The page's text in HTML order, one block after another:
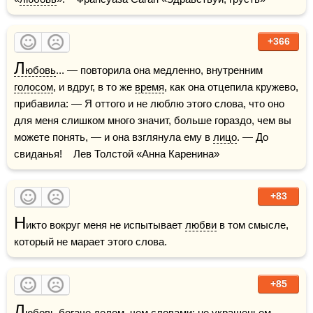
+366
Любовь
голосом, и вдруг, в то же время, как она отцепила кружево,
прибавила: — Я оттого и не люблю этого слова, что оно
для меня слишком много значит, больше гораздо, чем вы
можете понять, — и она взглянула ему в лицо. — До
свиданья!    Лев Толстой «Анна Каренина»
+83
Никто вокруг меня не испытывает любви в том смысле,
который не марает этого слова.
+85